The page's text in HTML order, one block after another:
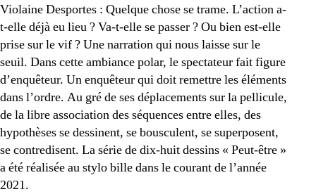
Violaine Desportes : Quelque chose se trame. L’action a-
t-elle déjà eu lieu ? Va-t-elle se passer ? Ou bien est-elle
prise sur le vif ? Une narration qui nous laisse sur le
seuil. Dans cette ambiance polar, le spectateur fait figure
d’enquêteur. Un enquêteur qui doit remettre les éléments
dans l’ordre. Au gré de ses déplacements sur la pellicule,
de la libre association des séquences entre elles, des
hypothèses se dessinent, se bousculent, se superposent,
se contredisent. La série de dix-huit dessins « Peut-être »
a été réalisée au stylo bille dans le courant de l’année
2021.